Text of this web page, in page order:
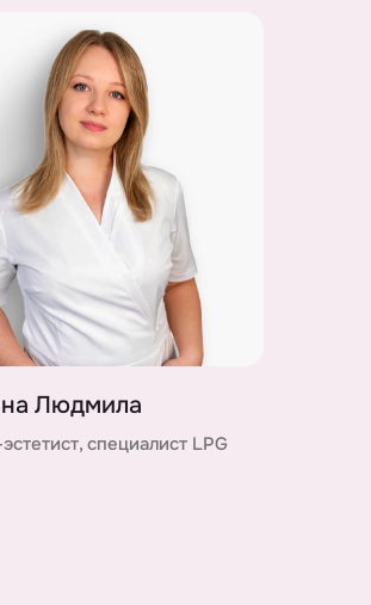
Людмила
специалист LPG